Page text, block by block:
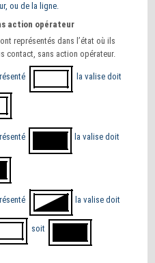
ou de la ligne.
action opérateur
représentés dans l’état où ils
contact, sans action opérateur.
la valise doit
la valise doit
la valise doit
soit